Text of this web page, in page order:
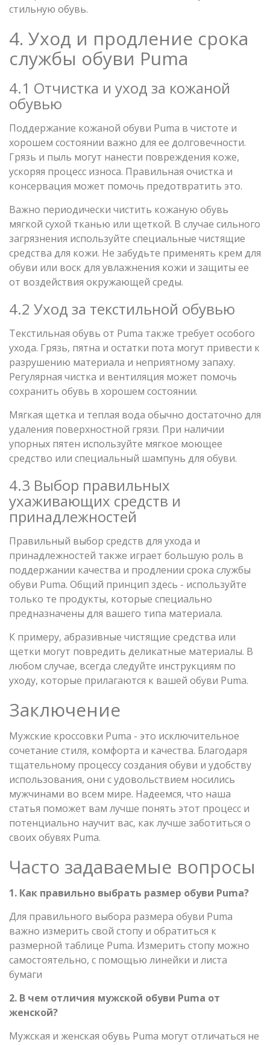
стильную обувь.
4. Уход и продление срока
службы обуви Puma
4.1 Отчистка и уход за кожаной
обувью
Поддержание кожаной обуви Puma в чистоте и
хорошем состоянии важно для ее долговечности.
Грязь и пыль могут нанести повреждения коже,
ускоряя процесс износа. Правильная очистка и
консервация может помочь предотвратить это.
Важно периодически чистить кожаную обувь
мягкой сухой тканью или щеткой. В случае сильного
загрязнения используйте специальные чистящие
средства для кожи. Не забудьте применять крем для
обуви или воск для увлажнения кожи и защиты ее
от воздействия окружающей среды.
4.2 Уход за текстильной обувью
Текстильная обувь от Puma также требует особого
ухода. Грязь, пятна и остатки пота могут привести к
разрушению материала и неприятному запаху.
Регулярная чистка и вентиляция может помочь
сохранить обувь в хорошем состоянии.
Мягкая щетка и теплая вода обычно достаточно для
удаления поверхностной грязи. При наличии
упорных пятен используйте мягкое моющее
средство или специальный шампунь для обуви.
4.3 Выбор правильных
ухаживающих средств и
принадлежностей
Правильный выбор средств для ухода и
принадлежностей также играет большую роль в
поддержании качества и продлении срока службы
обуви Puma. Общий принцип здесь - используйте
только те продукты, которые специально
предназначены для вашего типа материала.
К примеру, абразивные чистящие средства или
щетки могут повредить деликатные материалы. В
любом случае, всегда следуйте инструкциям по
уходу, которые прилагаются к вашей обуви Puma.
Заключение
Мужские кроссовки Puma - это исключительное
сочетание стиля, комфорта и качества. Благодаря
тщательному процессу создания обуви и удобству
использования, они с удовольствием носились
мужчинами во всем мире. Надеемся, что наша
статья поможет вам лучше понять этот процесс и
потенциально научит вас, как лучше заботиться о
своих обувях Puma.
Часто задаваемые вопросы
1. Как правильно выбрать размер обуви Puma?
Для правильного выбора размера обуви Puma
важно измерить свой стопу и обратиться к
размерной таблице Puma. Измерить стопу можно
самостоятельно, с помощью линейки и листа
бумаги
2. В чем отличия мужской обуви Puma от
женской?
Мужская и женская обувь Puma могут отличаться не